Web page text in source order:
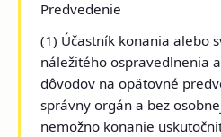
Predvedenie
(1) Účastník konania alebo
náležitého ospravedlnenia
dôvodov na opätovné
správny orgán a bez
nemožno konanie